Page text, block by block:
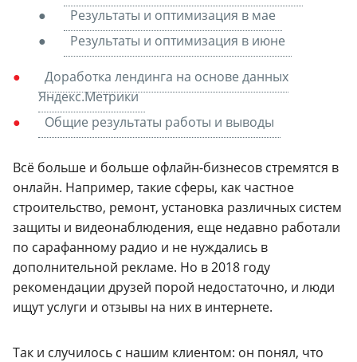
Результаты и оптимизация в мае
Результаты и оптимизация в июне
Доработка лендинга на основе данных
Яндекс.Метрики
Общие результаты работы и выводы
Всё больше и больше офлайн-бизнесов стремятся в
онлайн. Например, такие сферы, как частное
строительство, ремонт, установка различных систем
защиты и видеонаблюдения, еще недавно работали
по сарафанному радио и не нуждались в
дополнительной рекламе. Но в 2018 году
рекомендации друзей порой недостаточно, и люди
ищут услуги и отзывы на них в интернете.
Так и случилось с нашим клиентом: он понял, что